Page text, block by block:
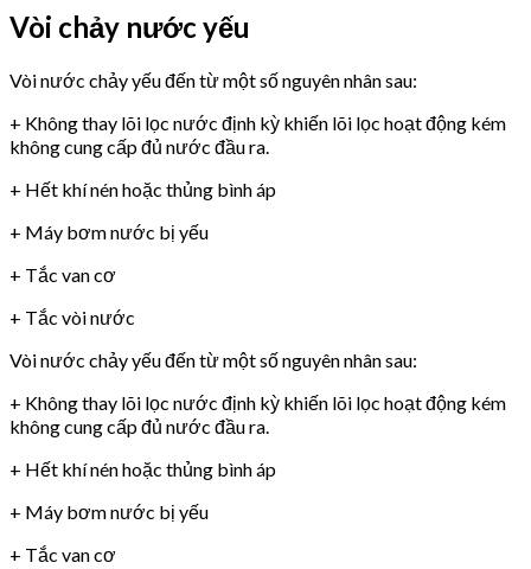
Vòi chảy nước yếu
Vòi nước chảy yếu đến từ một số nguyên nhân sau:
+ Không thay lõi lọc nước định kỳ khiến lõi lọc hoạt động kém
không cung cấp đủ nước đầu ra.
+ Hết khí nén hoặc thủng bình áp
+ Máy bơm nước bị yếu
+ Tắc van cơ
+ Tắc vòi nước
Vòi nước chảy yếu đến từ một số nguyên nhân sau:
+ Không thay lõi lọc nước định kỳ khiến lõi lọc hoạt động kém
không cung cấp đủ nước đầu ra.
+ Hết khí nén hoặc thủng bình áp
+ Máy bơm nước bị yếu
+ Tắc van cơ